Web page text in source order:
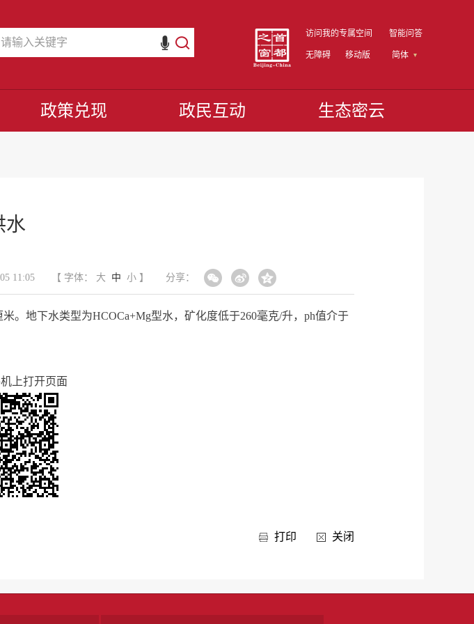
访问我的专属空间 智能问答
无障碍 移动版 简体
政策兑现 政民互动 生态密云
水
11:05 【 字体： 大 中 小】 分享：
。地下水类型为HCOCa+Mg型水，矿化度低于260毫克/升，ph值介于
上打开页面
打印 关闭